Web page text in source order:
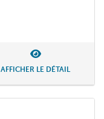
AFFICHER LE DÉTAIL